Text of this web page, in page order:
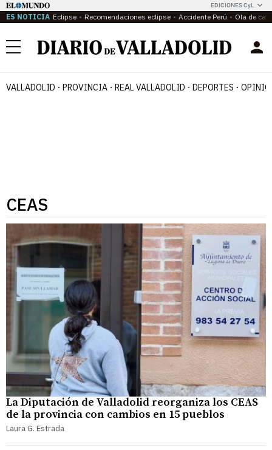
EDICIONES CyL
ES NOTICIA Eclipse Recomendaciones eclipse Accidente Perú Ola de
Menú
VALLADOLID PROVINCIA REAL VALLADOLID DEPORTES
CEAS
La Diputación de Valladolid reorganiza los CEAS
de la provincia con cambios en 15 pueblos
Laura G. Estrada